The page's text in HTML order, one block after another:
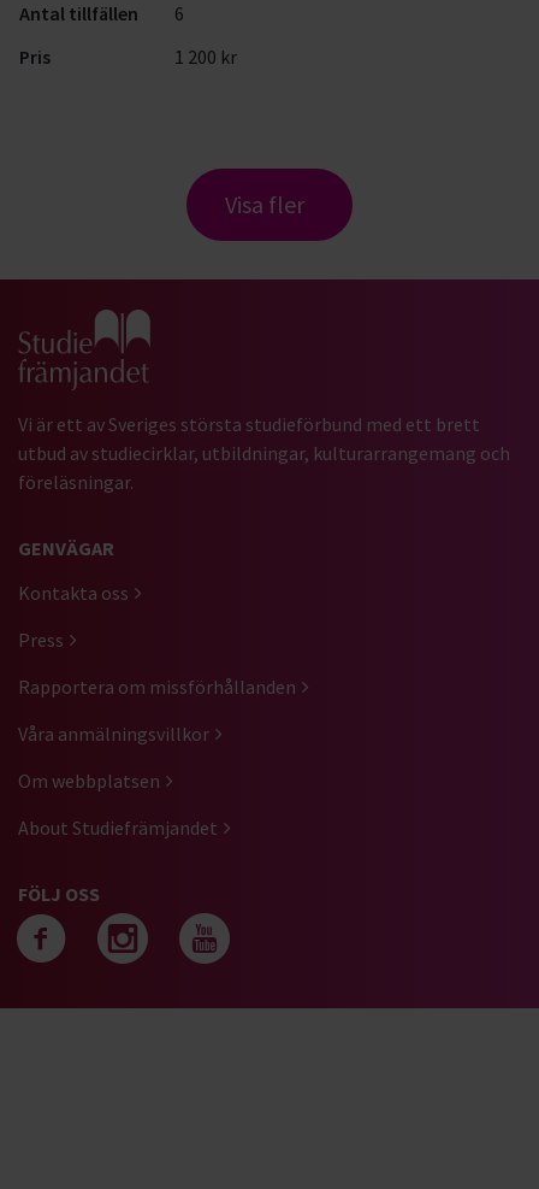
Antal tillfällen
6
Pris
1 200 kr
Visa fler
Gå till studiefrämjandets startsida
Vi är ett av Sveriges största studieförbund med ett brett
utbud av studiecirklar, utbildningar, kulturarrangemang och
föreläsningar.
GENVÄGAR
Kontakta oss
Press
Rapportera om missförhållanden
Våra anmälningsvillkor
Om webbplatsen
About Studiefrämjandet
FÖLJ OSS
Följ oss på facebook
Följ oss på
Följ oss på